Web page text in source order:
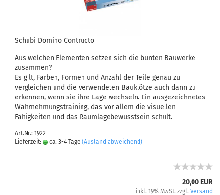
Schubi Domino Contructo
Aus welchen Elementen setzen sich die bunten Bauwerke
zusammen?
Es gilt, Farben, Formen und Anzahl der Teile genau zu
vergleichen und die verwendeten Bauklötze auch dann zu
erkennen, wenn sie ihre Lage wechseln. Ein ausgezeichnetes
Wahrnehmungstraining, das vor allem die visuellen
Fähigkeiten und das Raumlagebewusstsein schult.
Art.Nr.: 1922
Lieferzeit:
ca. 3-4 Tage (Ausland abweichend)
20,00 EUR
inkl. 19% MwSt. zzgl. Versand